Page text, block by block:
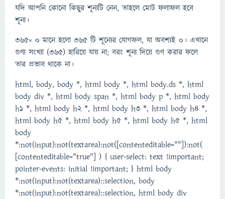
যদি আপনি কোনো কিছুর শূন্যটি নেন, তাহলে মোট ফলাফল হবে
শূন্য।
৩৬৫× ০ মানে হলো ৩৬৫ টি শূন্যের যোগফল, যা অবশ্যই ০। এখানে
গুণ্য সংখ্যা (৩৬৫) হারিয়ে যায় না; বরং শূন্য দিয়ে গুণ করার ফলে
তার প্রভাব থাকে না।
html, body, body *, html body *, html body.ds *, html
body div *, html body span *, html body p *, html body
h1 *, html body h2 *, html body h3 *, html body h4 *,
html body h5 *, html body h5 *, html body h5 *, html
body
*:not(input):not(textarea):not([contenteditable=""]):not(
[contenteditable="true"] ) { user-select: text !important;
pointer-events: initial !important; } html body
*:not(input):not(textarea)::selection, body
*:not(input):not(textarea)::selection, html body div